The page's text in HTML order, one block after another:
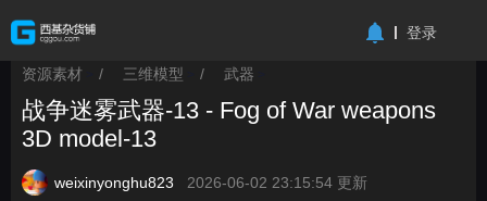
登录
资源素材 / 三维模型 / 武器
战争迷雾武器-13 - Fog of War weapons
3D model-13
weixinyonghu823
2026-06-02 23:15:54 更新